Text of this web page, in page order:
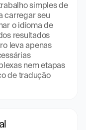
simples de
carregar seu
o idioma de
resultados
leva apenas
nem etapas
de tradução